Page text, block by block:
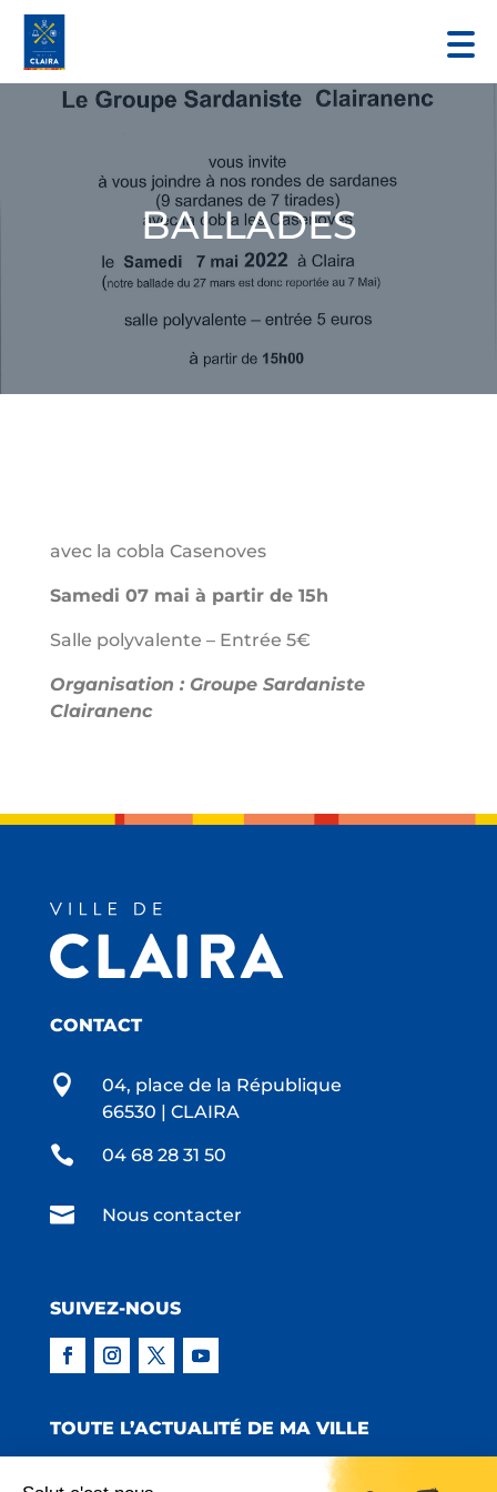
BALLADES
avec la cobla Casenoves
Samedi 07 mai à partir de 15h
Salle polyvalente – Entrée 5€
Organisation : Groupe Sardaniste
Clairanenc
CONTACT

04, place de la République
66530 | CLAIRA
 04 68 28 31 50
 Nous contacter
SUIVEZ-NOUS
TOUTE L’ACTUALITÉ DE MA VILLE